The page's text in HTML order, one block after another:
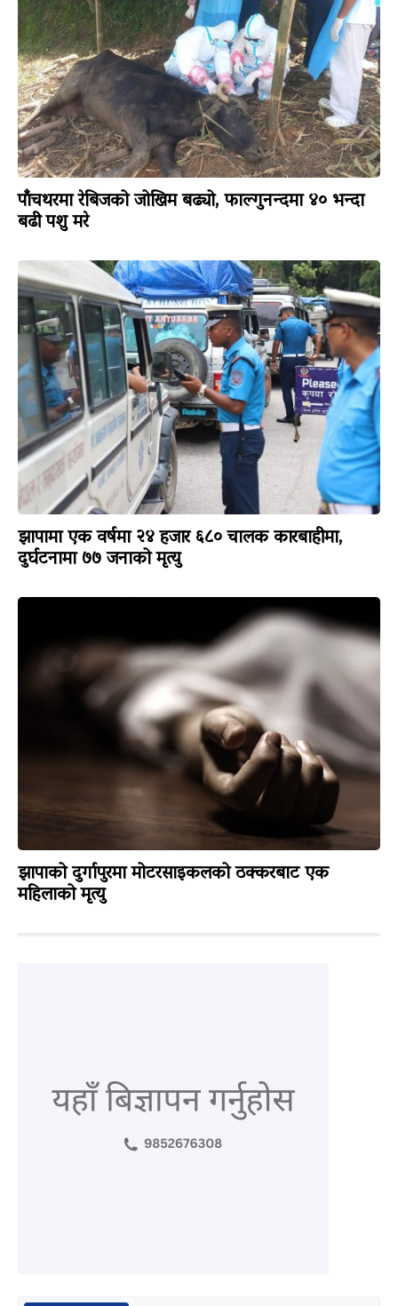
पाँचथरमा रेबिजको जोखिम बढ्यो, फाल्गुनन्दमा ४० भन्दा
बढी पशु मरे
झापामा एक वर्षमा २४ हजार ६८० चालक कारबाहीमा,
दुर्घटनामा ७७ जनाको मृत्यु
झापाको दुर्गापुरमा मोटरसाइकलको ठक्करबाट एक
महिलाको मृत्यु